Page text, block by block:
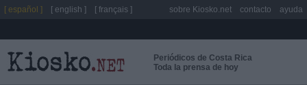
Periódicos de Costa Rica
Toda la prensa de hoy
[ español ] [ english ] [ français ] sobre Kiosko.net contacto ayuda